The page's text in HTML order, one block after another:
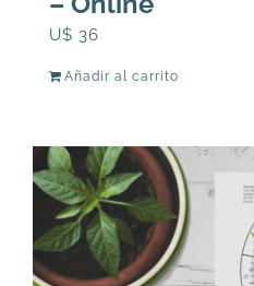
U$ 36
Añadir al carrito